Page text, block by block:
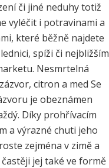
či jiné neduhy totiž
vyléčit i potravinami a
které běžně najdete
spíži či nejbližším
Nesmrtelná
citron a med Se
je obeznámen
Díky prohřívacím
a výrazné chuti jeho
zejména v zimě a
častěji jej také ve formě